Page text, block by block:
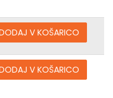
V KOŠARICO
V KOŠARICO